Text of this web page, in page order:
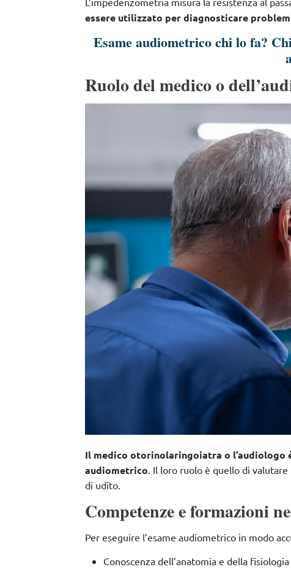
essere utilizzato per diagnosticare
Esame audiometrico chi lo fa?
Ruolo del medico o
Il medico otorinolaringoiatra o l’audiologo
audiometrico. Il loro ruolo è quello di
di udito.
Competenze e formazioni
Per eseguire l’esame audiometrico in modo
Conoscenza dell’anatomia e della fisiologia